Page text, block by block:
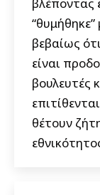
βεβαίως
είναι
βουλευτές
θέτουν